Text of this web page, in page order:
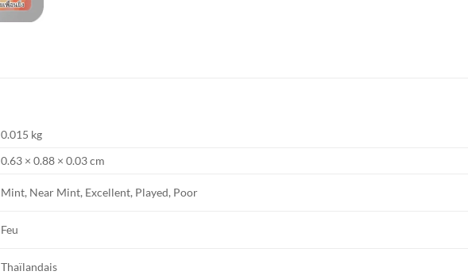
0.015 kg
0.63 × 0.88 × 0.03 cm
Mint, Near Mint, Excellent, Played, Poor
Feu
Thaïlandais